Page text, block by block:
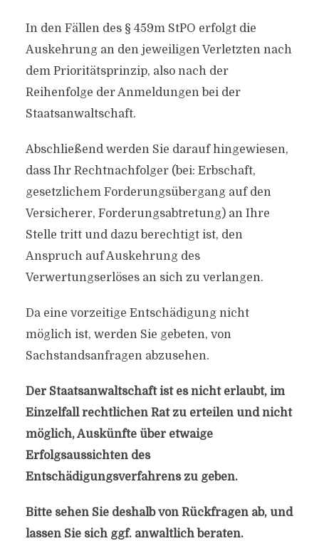
In den Fällen des § 459m StPO erfolgt die
Auskehrung an den jeweiligen Verletzten nach
dem Prioritätsprinzip, also nach der
Reihenfolge der Anmeldungen bei der
Staatsanwaltschaft.
Abschließend werden Sie darauf hingewiesen,
dass Ihr Rechtnachfolger (bei: Erbschaft,
gesetzlichem Forderungsübergang auf den
Versicherer, Forderungsabtretung) an Ihre
Stelle tritt und dazu berechtigt ist, den
Anspruch auf Auskehrung des
Verwertungserlöses an sich zu verlangen.
Da eine vorzeitige Entschädigung nicht
möglich ist, werden Sie gebeten, von
Sachstandsanfragen abzusehen.
Der Staatsanwaltschaft ist es nicht erlaubt, im
Einzelfall rechtlichen Rat zu erteilen und nicht
möglich, Auskünfte über etwaige
Erfolgsaussichten des
Entschädigungsverfahrens zu geben.
Bitte sehen Sie deshalb von Rückfragen ab, und
lassen Sie sich ggf. anwaltlich beraten.